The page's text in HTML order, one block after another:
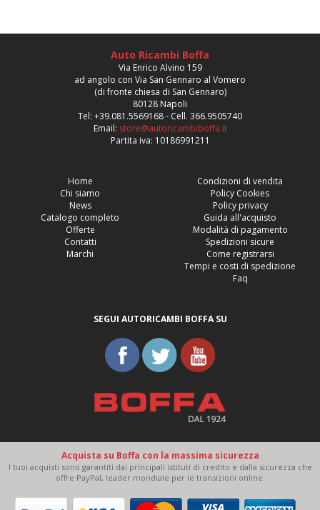
Auto Ricambi Boffa
Via Enrico Alvino 159
ad angolo con Via San Gennaro al Vomero
(di fronte chiesa di San Gennaro)
80128 Napoli
Tel: +39.081.5569168 - Cell. 366.9505740
Email: store@autoricambiboffa.it
Partita iva: 10186991211
Home
Chi siamo
News
Catalogo completo
Offerte
Contatti
Marchi
Condizioni di vendita
Policy Cookies
Policy privacy
Guida all'acquisto
Modalità di pagamento
Spedizioni sicure
Come registrarsi
Tempi e costi di spedizione
Faq
SEGUI AUTORICAMBI BOFFA SU
Acquista su Boffa con la massima sicurezza
I tuoi acquisti sono garantiti dai principali istituti di credito e dalla sicurezza che
offre PayPal, leader mondiale per le transizioni online.